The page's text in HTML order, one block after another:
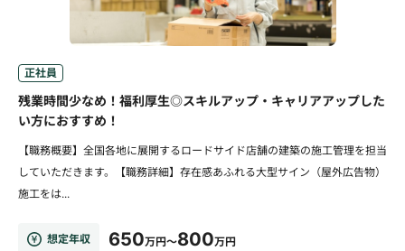
正社員
残業時間少なめ！福利厚生◎スキルアップ・キャリアアップした
い方におすすめ！
【職務概要】全国各地に展開するロードサイド店舗の建築の施工管理を担当
していただきます。【職務詳細】存在感あふれる大型サイン（屋外広告物）
施工をは...
想定年収 650万円～800万円